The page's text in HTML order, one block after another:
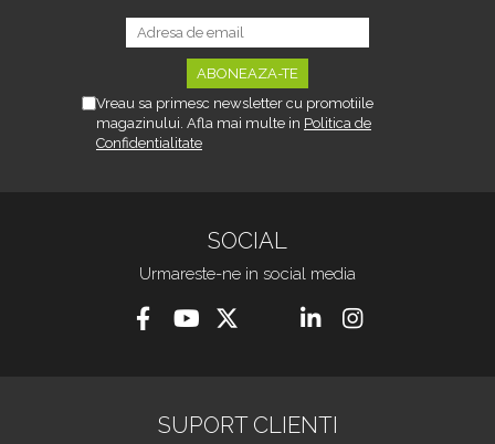
Vreau sa primesc newsletter cu promotiile
magazinului. Afla mai multe in Politica de
Confidentialitate
SOCIAL
Urmareste-ne in social media
SUPORT CLIENTI